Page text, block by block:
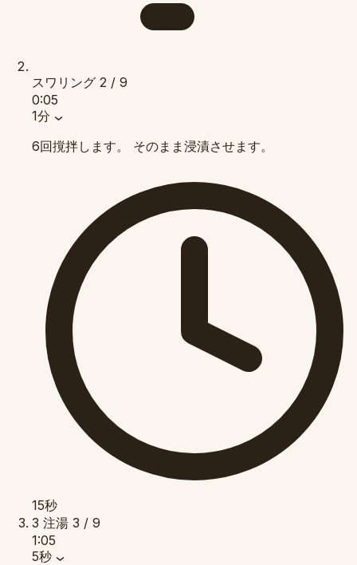
スワリング 2 / 9
0:05
1分
6回撹拌します。 そのまま浸漬させます。
15秒
3 注湯 3 / 9
1:05
5秒